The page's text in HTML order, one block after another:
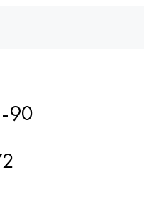
90